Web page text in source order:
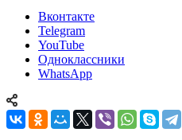
Вконтакте
Telegram
YouTube
Одноклассники
WhatsApp